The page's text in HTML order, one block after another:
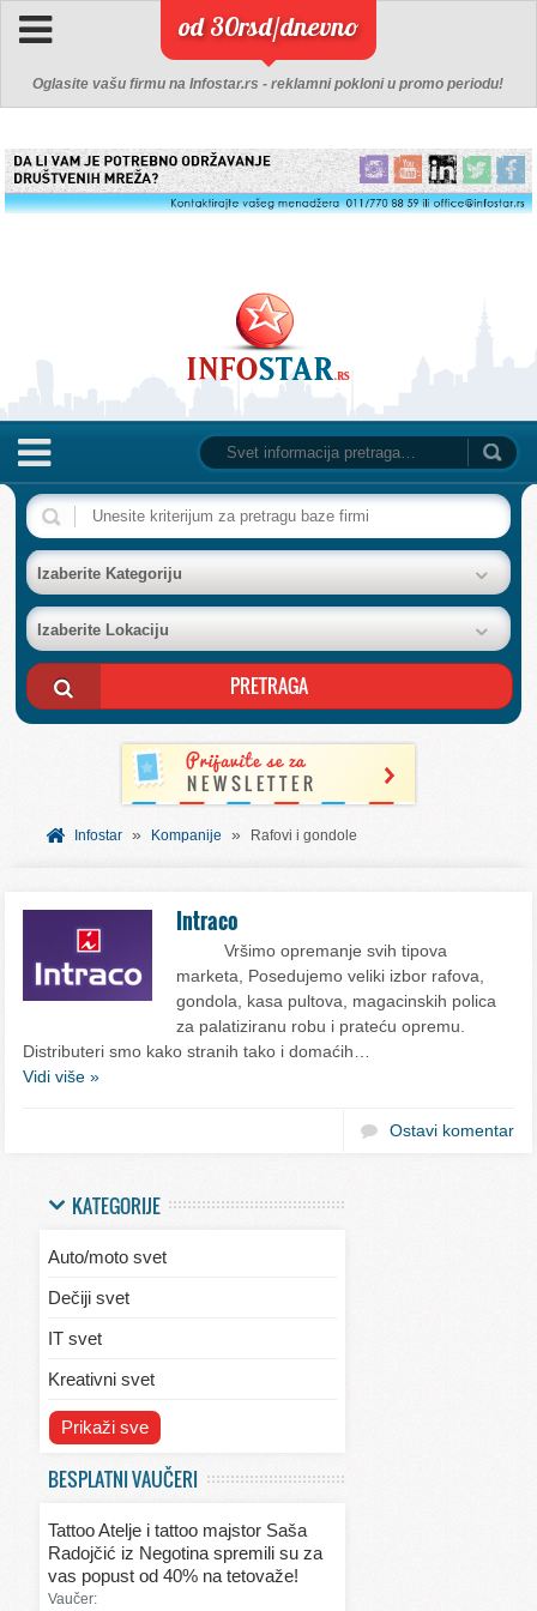
od 30rsd/dnevno
Oglasite vašu firmu na Infostar.rs - reklamni pokloni u promo periodu!
NASLOVNA
BAZA FIRMI
POSLOVNI OGLASI
AKCIJE I KATALOZI
BESPLATNI VAUČERI
SVET INFORMACIJA
Izaberite Kategoriju
Izaberite Lokaciju
Infostar » Kompanije » Rafovi i gondole
Intraco
Vršimo opremanje svih tipova
marketa, Posedujemo veliki izbor rafova,
gondola, kasa pultova, magacinskih polica
za palatiziranu robu i prateću opremu.
Distributeri smo kako stranih tako i domaćih…
Vidi više »
Ostavi komentar
KATEGORIJE
Auto/moto svet
Dečiji svet
IT svet
Kreativni svet
Svet ekologije
Svet kulinarstva
Svet lepote
Prikaži sve
BESPLATNI VAUČERI
Tattoo Atelje i tattoo majstor Saša
Radojčić iz Negotina spremili su za
vas popust od 40% na tetovaže!
Vaučer: